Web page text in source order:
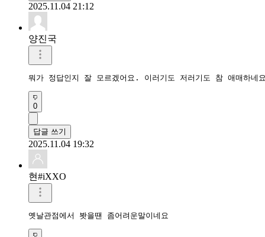
2025.11.04 21:12
양진국
뭐가 정답인지 잘 모르겠어요. 이러기도 저러기도 참 애매하네
0
답글 쓰기
2025.11.04 19:32
현#iXXO
옛날관점에서 봣을땐 좀어려운말이네요